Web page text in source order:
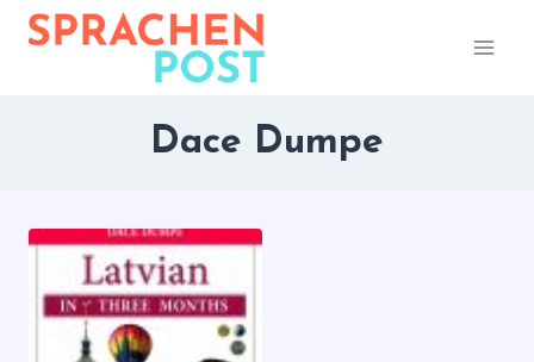
Zum
Inhalt
Dace Dumpe